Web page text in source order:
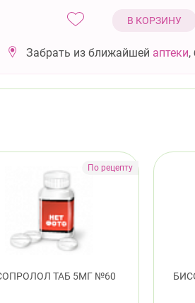
В КОРЗИНУ
Забрать из ближайшей аптеки,
ТАБ 5МГ №60